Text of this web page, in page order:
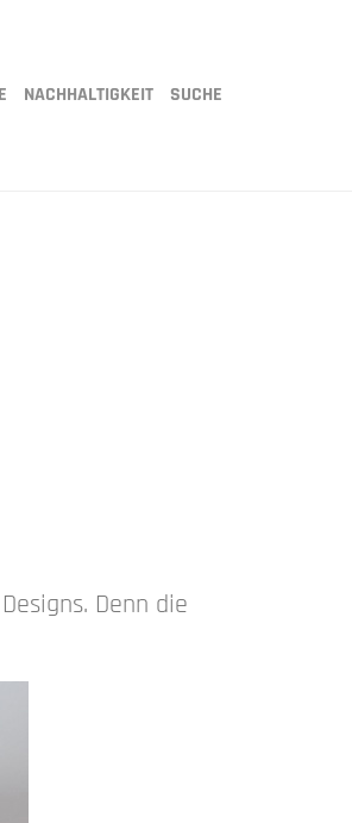
NACHHALTIGKEIT SUCHE
Denn die